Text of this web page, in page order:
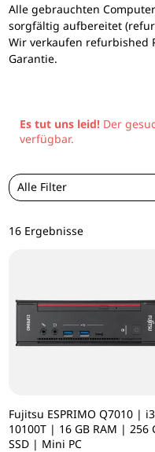
Alle gebrauchten
sorgfältig aufbereitet
Wir verkaufen refurbished
Garantie.
Es tut uns leid!Der
verfügbar.
Alle Filter
16 Ergebnisse
Fujitsu ESPRIMO Q7010 |
10100T | 16 GB RAM | 256
SSD | Mini PC